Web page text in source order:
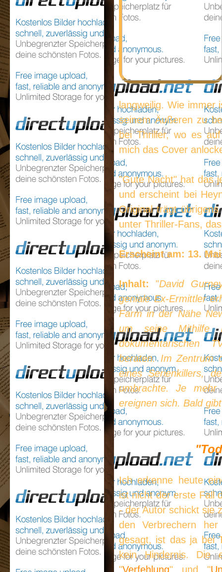
langweilig. Wie immer
seinem Äußeren zu
bei Thriller, wo es
mich das Cover
"Gute Nacht" hat das
und erscheint bei
Original trägt
unter Thriller-Fans,
Erscheint am: 13.
Inhalt: "David
geniale Ex-Ermittler
Farm in der Nähe
um seine Mithilfe
dokumentarischen
beraten. Im Zentrum
eines Serienkillers,
umbrachte. Je mehr
ereignen sich. Bald
Ich erkenne heute
ist nicht der erste Fall
- der Autor schickt sie
den Verbrechern
gesagt, ist das ja bei
kein Hindernis. Die
"Verfehlung" und "